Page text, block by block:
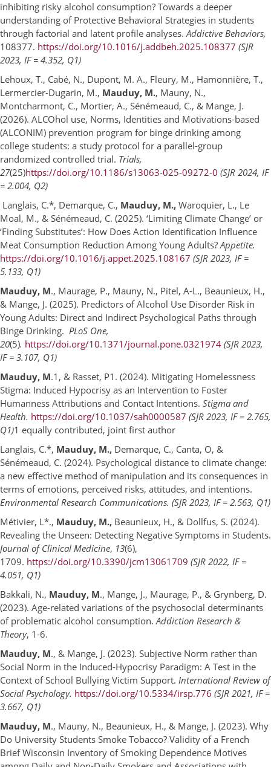
inhibiting risky alcohol consumption? Towards a deeper
understanding of Protective Behavioral Strategies in students
through factorial and latent profile analyses.Addictive Behaviors,
108377. https://doi.org/10.1016/j.addbeh.2025.108377 (SJR
2023, IF = 4.352, Q1)
Lehoux, T., Cabé, N., Dupont, M. A., Fleury, M., Hamonnière, T.,
Lermercier-Dugarin, M., Mauduy, M., Mauny, N.,
Montcharmont, C., Mortier, A., Sénémeaud, C., & Mange, J.
(2026). ALCOhol use, Norms, Identities and Motivations-based
(ALCONIM) prevention program for binge drinking among
college students: a study protocol for a parallel-group
randomized controlled trial. Trials,
27(25)https://doi.org/10.1186/s13063-025-09272-0 (SJR 2024, IF
= 2.004, Q2)
Langlais, C.*, Demarque, C., Mauduy, M., Waroquier, L., Le
Moal, M., & Sénémeaud, C. (2025). ‘Limiting Climate Change’ or
‘Finding Substitutes’: How Does Action Identification Influence
Meat Consumption Reduction Among Young Adults?Appetite.
https://doi.org/10.1016/j.appet.2025.108167 (SJR 2023, IF =
5.133, Q1)
Mauduy, M., Maurage, P., Mauny, N., Pitel, A-L., Beaunieux, H.,
& Mange, J. (2025). Predictors of Alcohol Use Disorder Risk in
Young Adults: Direct and Indirect Psychological Paths through
Binge Drinking. PLoS One,
20(5). https://doi.org/10.1371/journal.pone.0321974 (SJR 2023,
IF = 3.107, Q1)
Mauduy, M.1, & Rasset, P1. (2024). Mitigating Homelessness
Stigma: Induced Hypocrisy as an Intervention to Foster
Humanness Attributions and Contact Intentions. Stigma and
Health. https://doi.org/10.1037/sah0000587 (SJR 2023, IF = 2.765,
Q1)1 equally contributed, joint first author
Langlais, C.*, Mauduy, M., Demarque, C., Canta, O, &
Sénémeaud, C. (2024). Psychological distance to climate change:
a new effective method of manipulation and its consequences in
terms of emotions, perceived risks, attitudes, and intentions.
Environmental Research Communications. (SJR 2023, IF = 2.563, Q1)
Métivier, L*., Mauduy, M., Beaunieux, H., & Dollfus, S. (2024).
Revealing the Unseen: Detecting Negative Symptoms in Students.
Journal of Clinical Medicine, 13(6),
1709. https://doi.org/10.3390/jcm13061709 (SJR 2022, IF =
4.051, Q1)
Bakkali, N., Mauduy, M., Mange, J., Maurage, P., & Grynberg, D.
(2023). Age-related variations of the psychosocial determinants
of problematic alcohol consumption.Addiction Research &
Theory, 1-6.
Mauduy, M., & Mange, J. (2023). Subjective Norm rather than
Social Norm in the Induced-Hypocrisy Paradigm: A Test in the
Context of School Bullying Victim Support. International Review of
Social Psychology. https://doi.org/10.5334/irsp.776 (SJR 2021, IF =
3.667, Q1)
Mauduy, M., Mauny, N., Beaunieux, H., & Mange, J. (2023). Why
Do University Students Smoke Tobacco? Validity of a French
Brief Wisconsin Inventory of Smoking Dependence Motives